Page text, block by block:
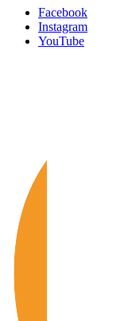
Facebook
Instagram
YouTube